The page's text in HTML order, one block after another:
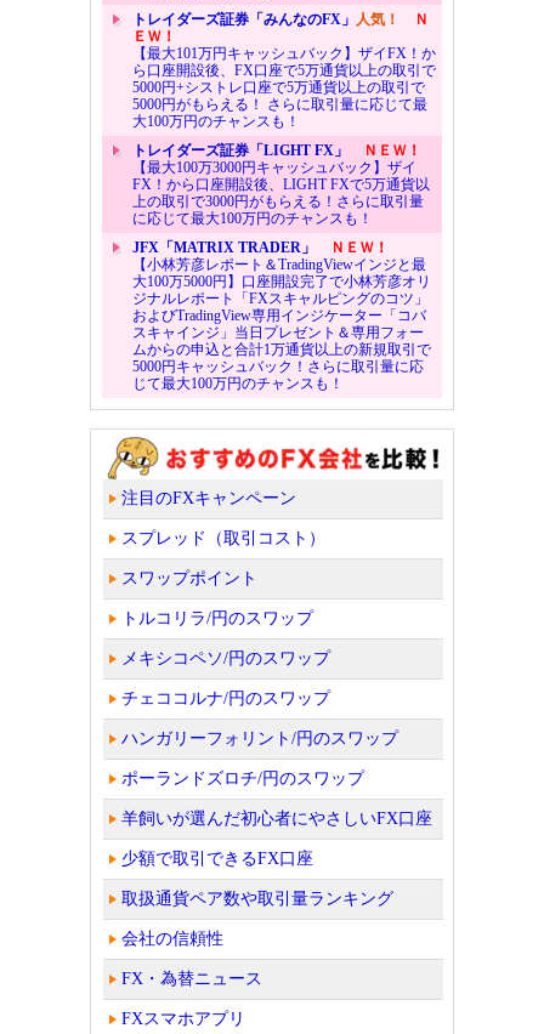
トレイダーズ証券「みんなのFX」 人気！
Ｎ
ＥＷ！
【最大101万円キャッシュバック】ザイFX！か
ら口座開設後、FX口座で5万通貨以上の取引で
5000円+シストレ口座で5万通貨以上の取引で
5000円がもらえる！ さらに取引量に応じて最
大100万円のチャンスも！
トレイダーズ証券「LIGHT FX」
ＮＥＷ！
【最大100万3000円キャッシュバック】ザイ
FX！から口座開設後、LIGHT FXで5万通貨以
上の取引で3000円がもらえる！さらに取引量
に応じて最大100万円のチャンスも！
JFX「MATRIX TRADER」
ＮＥＷ！
【小林芳彦レポート＆TradingViewインジと最
大100万5000円】口座開設完了で小林芳彦オリ
ジナルレポート「FXスキャルピングのコツ」
およびTradingView専用インジケーター「コバ
スキャインジ」当日プレゼント＆専用フォー
ムからの申込と合計1万通貨以上の新規取引で
5000円キャッシュバック！さらに取引量に応
じて最大100万円のチャンスも！
注目のFXキャンペーン
スプレッド（取引コスト）
スワップポイント
トルコリラ/円のスワップ
メキシコペソ/円のスワップ
チェココルナ/円のスワップ
ハンガリーフォリント/円のスワップ
ポーランドズロチ/円のスワップ
羊飼いが選んだ初心者にやさしいFX口座
少額で取引できるFX口座
取扱通貨ペア数や取引量ランキング
会社の信頼性
FX・為替ニュース
FXスマホアプリ